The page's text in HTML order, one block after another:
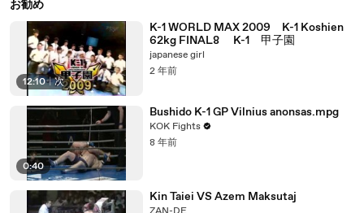
お勧め
12:10 | 次
K-1 WORLD MAX 2009 K-1 Koshien
62kg FINAL8 K-1 甲子園
japanese girl
2 年前
0:40
Bushido K-1 GP Vilnius anonsas.mpg
KOK Fights
8 年前
Kin Taiei VS Azem Maksutaj